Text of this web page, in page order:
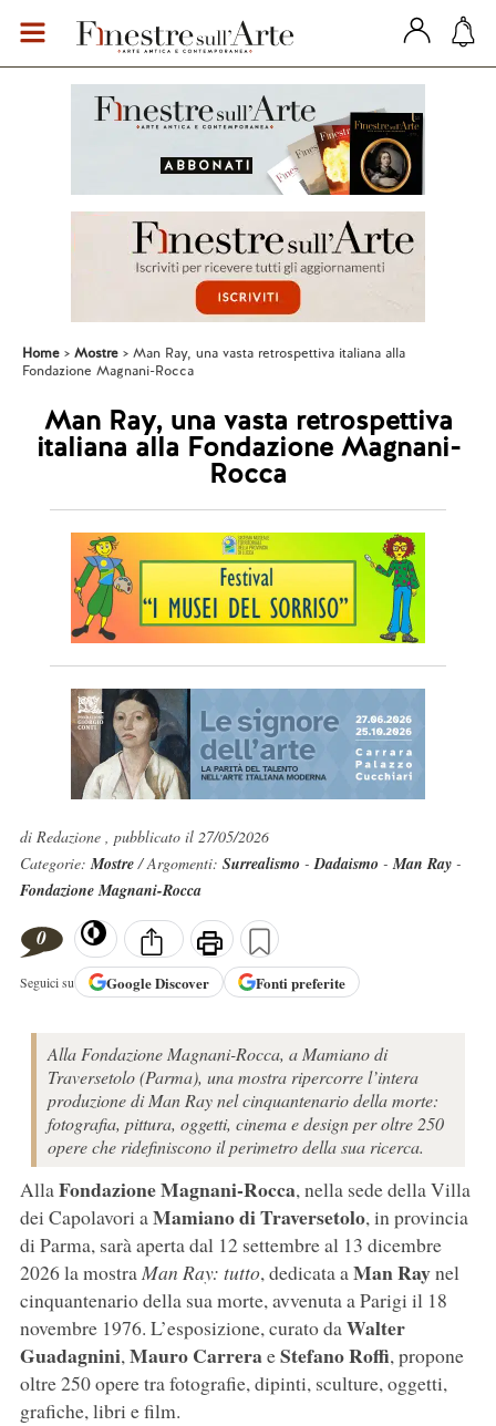
Home Mostre
Man Ray, una vasta retrospettiva italiana alla
Fondazione Magnani-Rocca
Man Ray, una vasta retrospettiva
italiana alla Fondazione Magnani-
Rocca
di Redazione , pubblicato il 27/05/2026
Categorie:Mostre/ Argomenti: Surrealismo -Dadaismo -Man Ray-
Fondazione Magnani-Rocca
0
Seguici su GoogleDiscover Fonti preferite
Alla Fondazione Magnani-Rocca, a Mamiano di
Traversetolo (Parma), una mostra ripercorre l’intera
produzione di Man Ray nel cinquantenario della morte:
fotografia, pittura, oggetti, cinema e design per oltre 250
opere che ridefiniscono il perimetro della sua ricerca.
AllaFondazione Magnani-Rocca, nella sede della Villa
dei Capolavori aMamiano di Traversetolo, in provincia
di Parma, sarà aperta dal 12 settembre al 13 dicembre
2026 la mostraMan Ray: tutto, dedicata aMan Raynel
cinquantenario della sua morte, avvenuta a Parigi il 18
novembre 1976. L’esposizione, curato daWalter
Guadagnini,Mauro CarreraeStefano Roffi, propone
oltre 250 opere tra fotografie, dipinti, sculture, oggetti,
grafiche, libri e film.